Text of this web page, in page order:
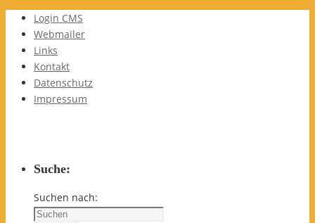
Login CMS
Webmailer
Links
Kontakt
Datenschutz
Impressum
Suche:
Suchen nach: